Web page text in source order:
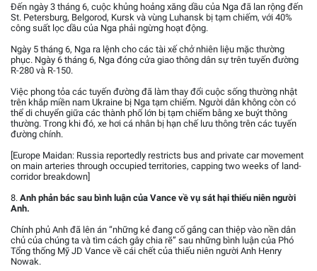
Đến ngày 3 tháng 6, cuộc khủng hoảng xăng dầu của Nga đã lan rộng đến
St. Petersburg, Belgorod, Kursk và vùng Luhansk bị tạm chiếm, với 40%
công suất lọc dầu của Nga phải ngừng hoạt động.
Ngày 5 tháng 6, Nga ra lệnh cho các tài xế chở nhiên liệu mặc thường
phục. Ngày 6 tháng 6, Nga đóng cửa giao thông dân sự trên tuyến đường
R-280 và R-150.
Việc phong tỏa các tuyến đường đã làm thay đổi cuộc sống thường nhật
trên khắp miền nam Ukraine bị Nga tạm chiếm. Người dân không còn có
thể di chuyển giữa các thành phố lớn bị tạm chiếm bằng xe buýt thông
thường. Trong khi đó, xe hơi cá nhân bị hạn chế lưu thông trên các tuyến
đường chính.
[Europe Maidan: Russia reportedly restricts bus and private car movement
on main arteries through occupied territories, capping two weeks of land-
corridor breakdown]
8. Anh phản bác sau bình luận của Vance về vụ sát hại thiếu niên người
Anh.
Chính phủ Anh đã lên án “những kẻ đang cố gắng can thiệp vào nền dân
chủ của chúng ta và tìm cách gây chia rẽ” sau những bình luận của Phó
Tổng thống Mỹ JD Vance về cái chết của thiếu niên người Anh Henry
Nowak.